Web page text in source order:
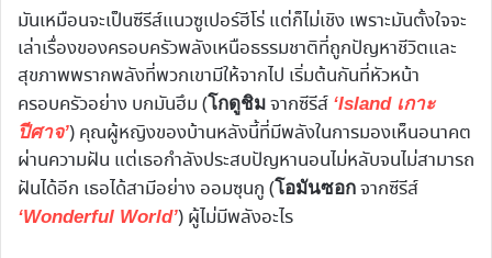
มันเหมือนจะเป็นซีรีส์แนวซูเปอร์ฮีโร่ แต่ก็ไม่เชิง เพราะมันตั้งใจจะ
เล่าเรื่องของครอบครัวพลังเหนือธรรมชาติที่ถูกปัญหาชีวิตและ
สุขภาพพรากพลังที่พวกเขามีให้จากไป เริ่มต้นกันที่หัวหน้า
ครอบครัวอย่าง บกมันฮึม (โกดูชิม จากซีรีส์ ‘Island เกาะ
ปีศาจ’) คุณผู้หญิงของบ้านหลังนี้ที่มีพลังในการมองเห็นอนาคต
ผ่านความฝัน แต่เธอกำลังประสบปัญหานอนไม่หลับจนไม่สามารถ
ฝันได้อีก เธอได้สามีอย่าง ออมซุนกู (โอมันซอก จากซีรีส์
‘Wonderful World’) ผู้ไม่มีพลังอะไร